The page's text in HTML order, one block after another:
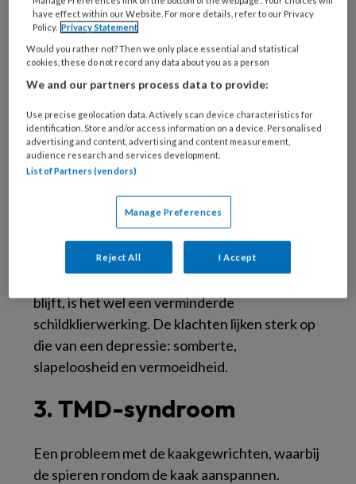
symptomen hebben dan mannen. Zo voelen ze
niet altijd druk op de borst en gaan ze ook niet
overmatig zweten. Doen ze dat wel, dan
worden de klachten vaak toegeschreven aan
duizeligheid, hartkloppingen, vermoeidheid en
kortademigheid lijken dan weer eerder te
duiden op een paniekaanval.
2. Slechte werking van de
schildklier
blijft, is het wel een verminderde
schildklierwerking. De klachten lijken sterk op
die van een depressie: somberte,
slapeloosheid en vermoeidheid.
3. TMD-syndroom
Een probleem met de kaakgewrichten, waarbij
de spieren rondom de kaak aanspannen.
have effect within our Website. For more details, refer to our Privacy
Policy. Privacy Statement
Would you rather not? Then we only place essential and statistical
cookies, these do not record any data about you as a person
We and our partners process data to provide:
Use precise geolocation data. Actively scan device characteristics for
identification. Store and/or access information on a device. Personalised
advertising and content, advertising and content measurement,
audience research and services development.
List of Partners (vendors)
Manage Preferences
Reject All I Accept